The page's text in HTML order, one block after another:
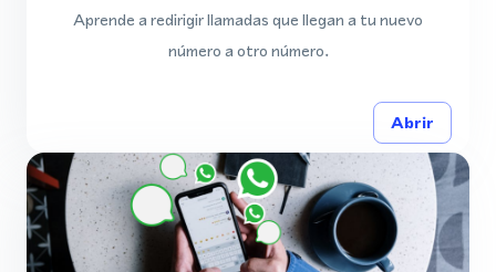
Aprende a redirigir llamadas que llegan a tu nuevo
número a otro número.
Abrir